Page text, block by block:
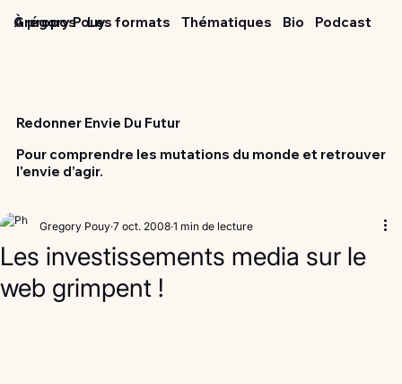
Grégory Pouy
À propos Les formats Thématiques Podcast
Bio
Redonner Envie Du Futur
Pour comprendre les mutations du monde et retrouver
l'envie d’agir.
Les investissements media sur le
web grimpent !
Gregory Pouy 7 oct. 2008 1 min de lecture